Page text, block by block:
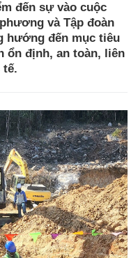
đến sự vào cuộc
và Tập đoàn
hướng đến mục tiêu
ổn định, an toàn, liên
tế.